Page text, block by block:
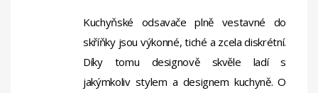
Kuchyňské odsavače plně vestavné do
skříňky jsou výkonné, tiché a zcela diskrétní.
Díky tomu designově skvěle ladí s
jakýmkoliv stylem a designem kuchyně. O